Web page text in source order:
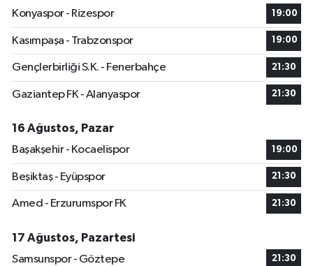
Konyaspor - Rizespor
19:00
Kasımpaşa - Trabzonspor 19:00
Gençlerbirliği S.K. - Fenerbahçe 21:30
Gaziantep FK - Alanyaspor 21:30
16 Ağustos, Pazar
Başakşehir - Kocaelispor
19:00
Beşiktaş - Eyüpspor 21:30
Amed - Erzurumspor FK 21:30
17 Ağustos, Pazartesi
Samsunspor - Göztepe
21:30